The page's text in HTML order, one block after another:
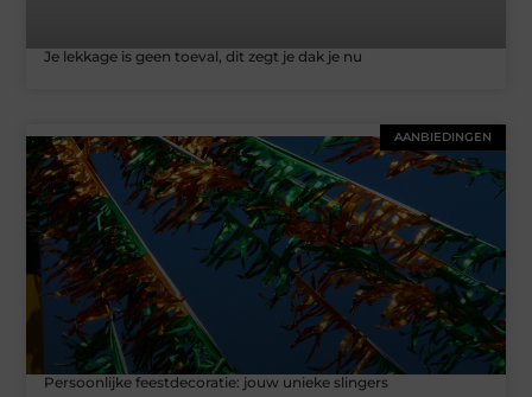
Je lekkage is geen toeval, dit zegt je dak je nu
AANBIEDINGEN
Persoonlijke feestdecoratie: jouw unieke slingers